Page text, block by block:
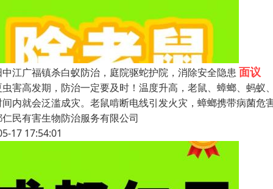
江广福镇杀白蚁防治，庭院驱蛇护院，消除安全隐患 面议
害高发期，防治一定要及时！温度升高，老鼠、蟑螂、蚂
内就会泛滥成灾。老鼠啃断电线引发火灾，蟑螂携带病菌
民有害生物防治服务有限公司
17 17:54:01